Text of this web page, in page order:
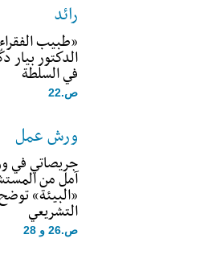
رائد
«طبيب
الدكتور بيار
في السلطة
ص.22
ورش عمل
جريصاتي في
آمل من
«البيئة»
التشريعي
ص.26 و 28